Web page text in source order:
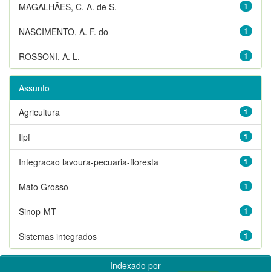
1
MAGALHÃES, C. A. de S.
1
NASCIMENTO, A. F. do
1
ROSSONI, A. L.
Assunto
1
Agricultura
1
Ilpf
1
Integracao lavoura-pecuaria-floresta
1
Mato Grosso
1
Sinop-MT
1
Sistemas integrados
Indexado por